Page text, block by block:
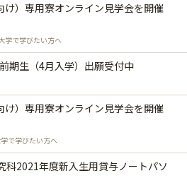
け）専用寮オンライン見学会を開催
学で学びたい方へ
期生（4月入学）出願受付中
け）専用寮オンライン見学会を開催
で学びたい方へ
科2021年度新入生用貸与ノートパソ